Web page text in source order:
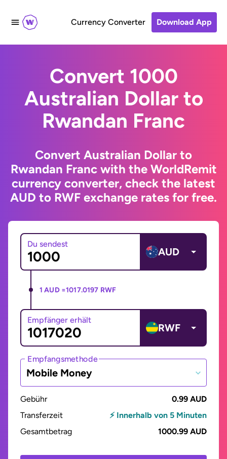
Currency Converter Download App
Convert 1000
Australian Dollar to
Rwandan Franc
Convert Australian Dollar to
Rwandan Franc with the WorldRemit
currency converter, check the latest
AUD to RWF exchange rates for free.
Du sendest
AUD
1 AUD =1017.0197 RWF
Empfänger erhält
RWF
Empfangsmethode
Mobile Money
Gebühr
0.99 AUD
Transferzeit
⚡ Innerhalb von 5 Minuten
Gesamtbetrag
1000.99 AUD